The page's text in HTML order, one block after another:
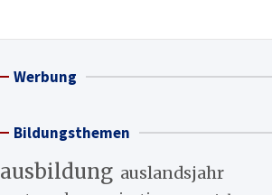
Werbung
Bildungsthemen
ausbildung auslandsjahr